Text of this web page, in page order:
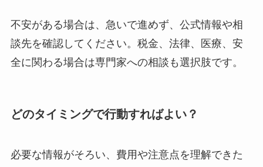
不安がある場合は、急いで進めず、公式情報や相
談先を確認してください。税金、法律、医療、安
全に関わる場合は専門家への相談も選択肢です。
どのタイミングで行動すればよい？
必要な情報がそろい、費用や注意点を理解できた